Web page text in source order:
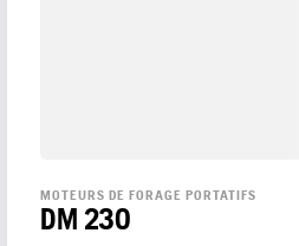
MOTEURS DE FORAGE PORTATIFS
DM 230